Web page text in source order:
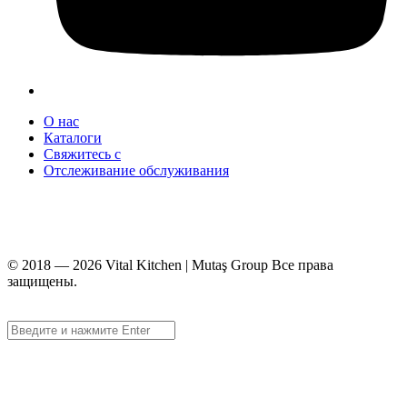
О нас
Каталоги
Свяжитесь с
Отслеживание обслуживания
© 2018 — 2026 Vital Kitchen | Mutaş Group Все права
защищены.